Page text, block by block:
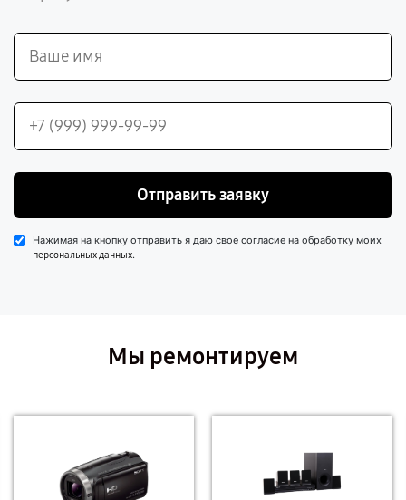
Отправить заявку
Нажимая на кнопку отправить я даю свое согласие на обработку моих
персональных данных.
Мы ремонтируем